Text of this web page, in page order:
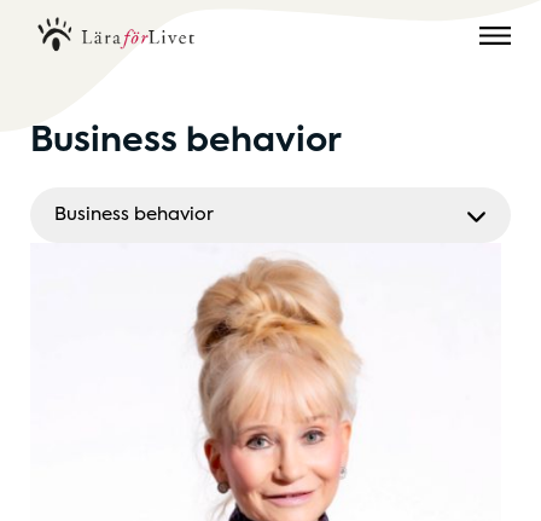
Business behavior
Business behavior